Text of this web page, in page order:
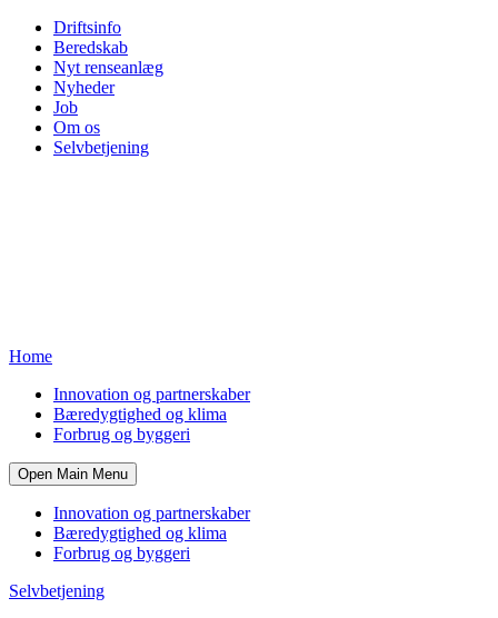
Driftsinfo
Beredskab
Nyt renseanlæg
Nyheder
Job
Om os
Selvbetjening
Home
Innovation og partnerskaber
Bæredygtighed og klima
Forbrug og byggeri
Open Main Menu
Innovation og partnerskaber
Bæredygtighed og klima
Forbrug og byggeri
Selvbetjening